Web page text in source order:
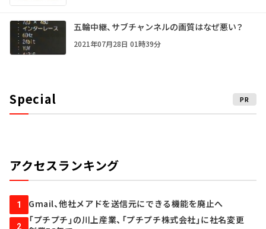
五輪中継、サブチャンネルの画質はなぜ悪い？
2021年07月28日 01時39分
Special PR
アクセスランキング
1 Gmail、他社メアドを送信元にできる機能を廃止へ
2
「プチプチ」の川上産業、「プチプチ株式会社」に社名変更